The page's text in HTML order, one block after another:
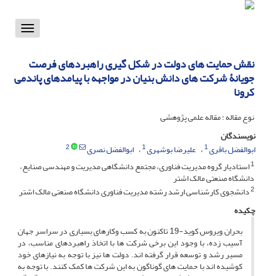
Toggle
نقش حمایت های دولت در شکل گیری راهبردهای فرصت
جویانۀ شرکت های دانش بنیان در مواجهه با پیامدهای پاندمی
کرونا
نوع مقاله : مقاله علمی پژوهشی
نویسندگان
ابوالفضل باقری1 علیرضا بوشهری1 ابوالفضل نصری
2
1استادیار گروه مدیریت فناوری، مجتمع دانشگاهی مدیریت و مهندسی صنایع،
دانشگاه صنعتی مالک اشتر
2دانشجوی کارشناسی ارشد رشته مدیریت فناوری دانشگاه صنعتی مالک اشتر
چکیده
بحران ویروس کوید-19 تاکنون به کسب وکارهای بسیاری در سراسر جهان
آسیب زده، با وجود این برخی شرکت ها با اتخاذ راهبردهای مناسب، در
مسیر رشد و توسعه قرار گرفته اند. دولت ها نیز با توجه به نیازهای خود
کوشیده اند با حمایت های گوناگون به این شرکت ها کمک کنند. با توجه به